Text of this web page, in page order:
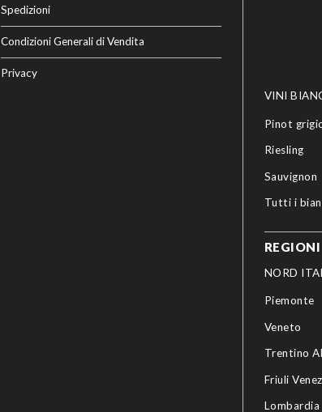
Spedizioni
Condizioni Generali di Vendita
Privacy
VINI
Pinot
Riesling
Sauvignon
Tutti i
REGIONI
NORD
Piemonte
Veneto
Trentino
Friuli
Lombardia